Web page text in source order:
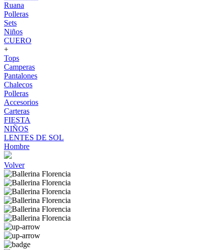
Ruana
Polleras
Sets
Niños
CUERO
+
Tops
Camperas
Pantalones
Chalecos
Polleras
Accesorios
Carteras
FIESTA
NIÑOS
LENTES DE SOL
Hombre
Volver